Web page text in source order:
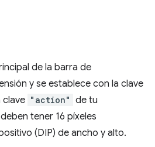
de la barra de
y se establece con la clave
clave "action" de tu
tener 16 píxeles
(DIP) de ancho y alto.